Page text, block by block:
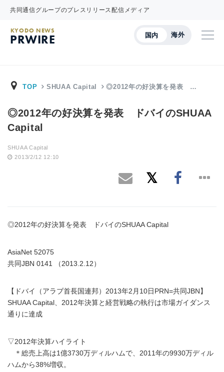
共同通信グループのプレスリリース配信メディア
国内 海外
KYODO NEWS
PRWIRE
TOP SHUAA Capital ◎2012年の好決算を発表 …
◎2012年の好決算を発表 ドバイのSHUAA
Capital
SHUAA Capital
2013/2/12 12:10
◎2012年の好決算を発表 ドバイのSHUAA Capital
AsiaNet 52075
共同JBN 0141 （2013.2.12）
【ドバイ（アラブ首長国連邦）2013年2月10日PRN=共同JBN】
SHUAA Capital、2012年決算と経営戦略の執行は市場ガイダンス
通りに達成
▽2012年決算ハイライト
＊総売上高は1億3730万ディルハムで、2011年の9930万ディル
ハムから38%増収。